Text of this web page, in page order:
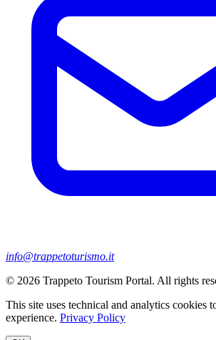
info@trappetoturismo.it
© 2026 Trappeto Tourism Portal. All rights
This site uses technical and analytics cookies
experience. Privacy Policy